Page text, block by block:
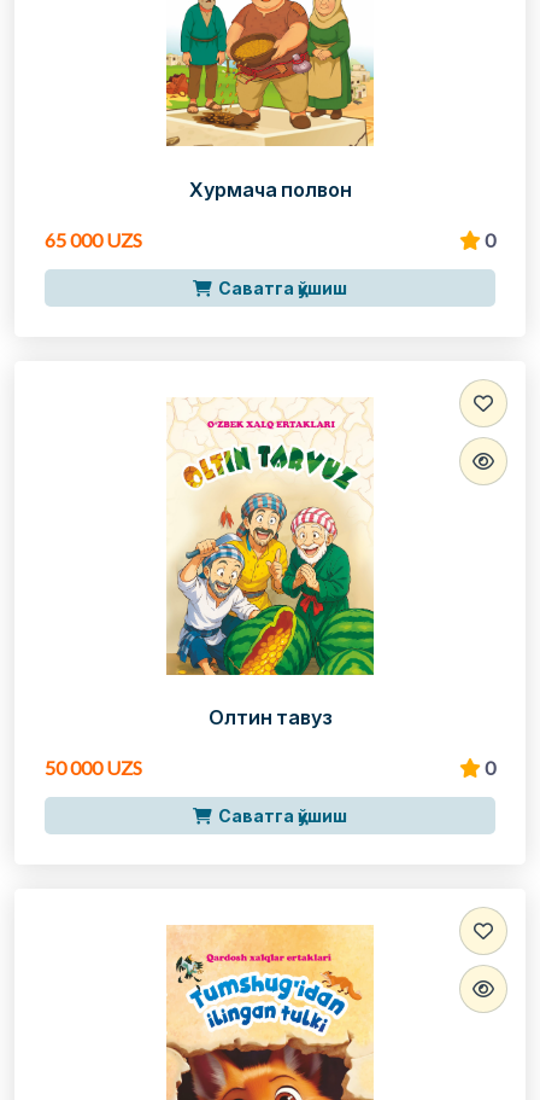
Хурмача полвон
65 000 UZS 0
Саватга қўшиш
Олтин тавуз
50 000 UZS 0
Саватга қўшиш